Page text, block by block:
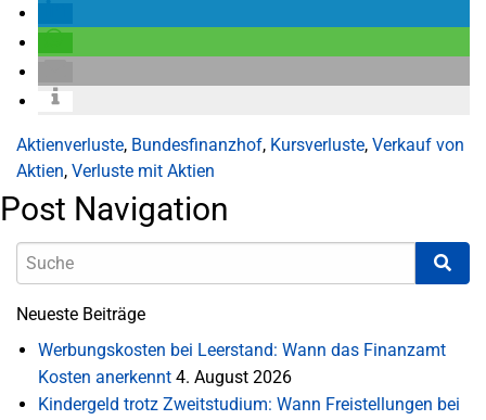
Aktienverluste, Bundesfinanzhof, Kursverluste, Verkauf von
Aktien, Verluste mit Aktien
Post Navigation
Neueste Beiträge
Werbungskosten bei Leerstand: Wann das Finanzamt
Kosten anerkennt 4. August 2026
Kindergeld trotz Zweitstudium: Wann Freistellungen bei